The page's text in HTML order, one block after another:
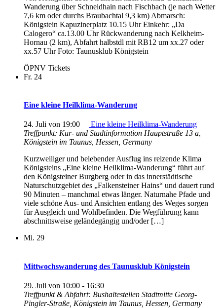
Wanderung über Schneidhain nach Fischbach (je nach Wetter
7,6 km oder durchs Braubachtal 9,3 km) Abmarsch:
Königstein Kapuzinerplatz 10.15 Uhr Einkehr: „Da
Calogero“ ca.13.00 Uhr Rückwanderung nach Kelkheim-
Hornau (2 km), Abfahrt halbstdl mit RB12 um xx.27 oder
xx.57 Uhr Foto: Taunusklub Königstein
ÖPNV Tickets
Fr. 24
Eine kleine Heilklima-Wanderung
24. Juli von 19:00
Eine kleine Heilklima-Wanderung
Treffpunkt: Kur- und Stadtinformation Hauptstraße 13 a,
Königstein im Taunus, Hessen, Germany
Kurzweiliger und belebender Ausflug ins reizende Klima
Königsteins „Eine kleine Heilklima-Wanderung“ führt auf
den Königsteiner Burgberg oder in das innerstädtische
Naturschutzgebiet des „Falkensteiner Hains“ und dauert rund
90 Minuten – manchmal etwas länger. Naturnahe Pfade und
viele schöne Aus- und Ansichten entlang des Weges sorgen
für Ausgleich und Wohlbefinden. Die Wegführung kann
abschnittsweise geländegängig und/oder […]
Mi. 29
Mittwochswanderung des Taunusklub Königstein
29. Juli von 10:00 - 16:30
Treffpunkt & Abfahrt: Bushaltestellen Stadtmitte Georg-
Pingler-Straße, Königstein im Taunus, Hessen, Germany